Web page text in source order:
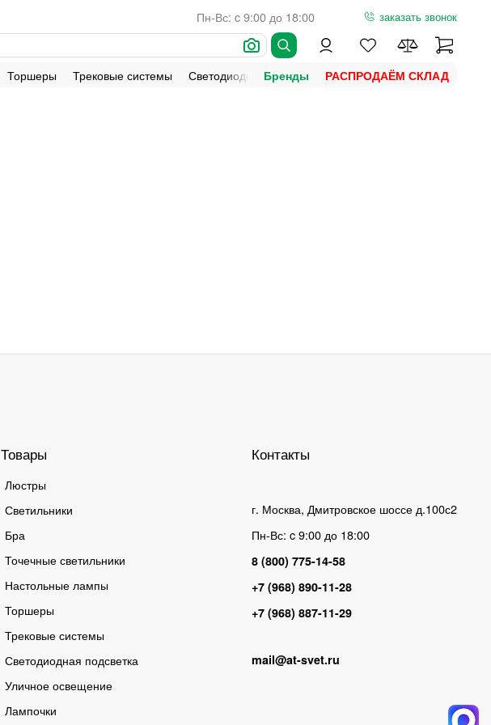
Пн-Вс: c 9:00 до 18:00 заказать звонок
Торшеры Трековые системы Светодиодная подсветка Уличное освещение
Бренды РАСПРОДАЁМ СКЛАД
Товары
Люстры
Светильники
Бра
Точечные светильники
Настольные лампы
Торшеры
Трековые системы
Светодиодная подсветка
Уличное освещение
Лампочки
Контакты
г. Москва, Дмитровское шоссе д.100с2
Пн-Вс: c 9:00 до 18:00
8 (800) 775-14-58
+7 (968) 890-11-28
+7 (968) 887-11-29
mail@at-svet.ru